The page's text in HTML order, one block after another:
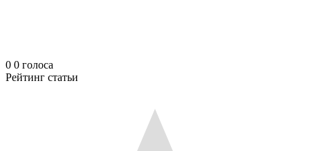
0 0 голоса
Рейтинг статьи